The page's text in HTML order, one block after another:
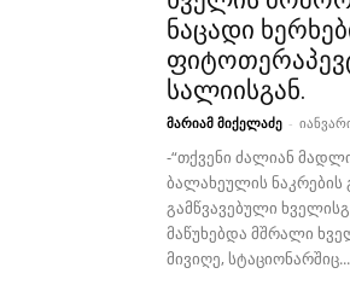
ნაცადი
სალიისგან.
მარიამ მიქელაძე -
-“თქვენი ძალიან
ბალახეულის
გამწვავებული
მაწუხებდა მშრალი
მივიღე, სტაციონარშიც...